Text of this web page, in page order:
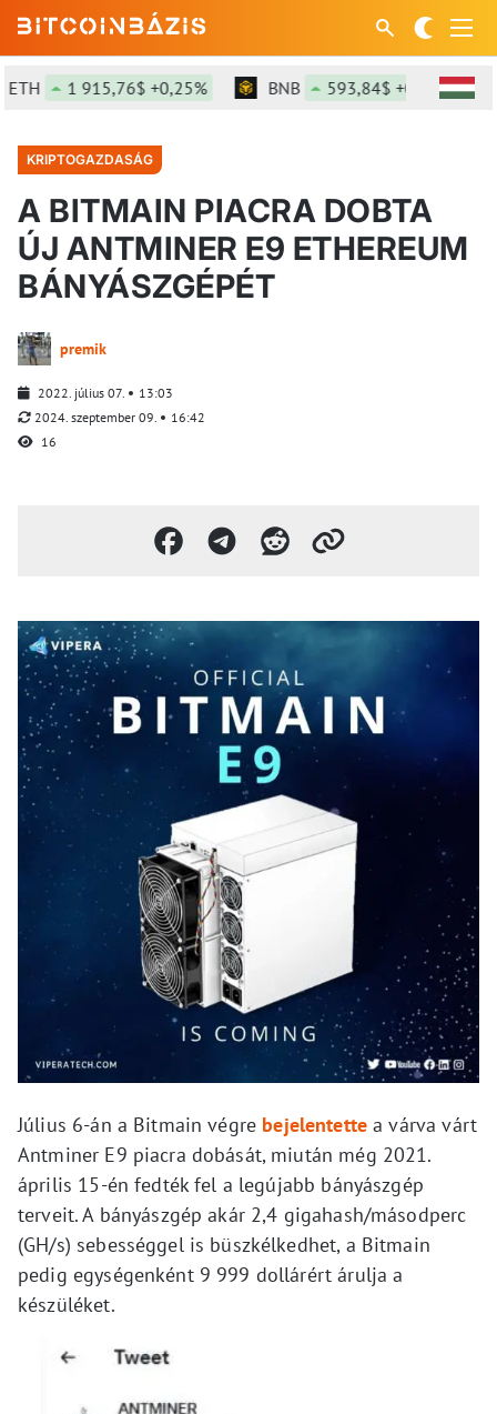
1 915,76$ +0,25% BNB 593,84$ +0,83%
KRIPTOGAZDASÁG
A BITMAIN PIACRA DOBTA
ÚJ ANTMINER E9 ETHEREUM
BÁNYÁSZGÉPÉT
premik
2022. július 07.
13:03
2024. szeptember 09.
16:42
16
Július 6-án a Bitmain végre bejelentette a várva várt
Antminer E9 piacra dobását, miután még 2021.
április 15-én fedték fel a legújabb bányászgép
terveit. A bányászgép akár 2,4 gigahash/másodperc
(GH/s) sebességgel is büszkélkedhet, a Bitmain
pedig egységenként 9 999 dollárért árulja a
készüléket.